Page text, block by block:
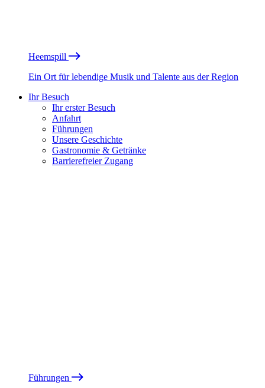
Heemspill
Ein Ort für lebendige Musik und Talente aus der Region
Ihr Besuch
Ihr erster Besuch
Anfahrt
Führungen
Unsere Geschichte
Gastronomie & Getränke
Barrierefreier Zugang
Führungen